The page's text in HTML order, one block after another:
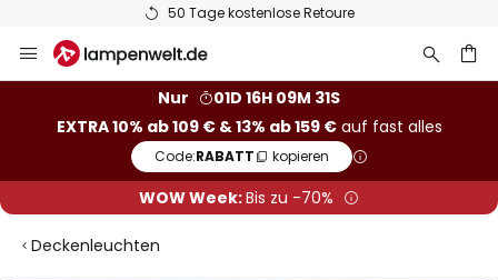
50 Tage kostenlose Retoure
Inhalt
Nur
01D 16H 09M 31S
EXTRA 10% ab 109 € & 13% ab 159 €auf fast alles
Code:RABATT kopieren
WOW Week:Bis zu -70%
Deckenleuchten